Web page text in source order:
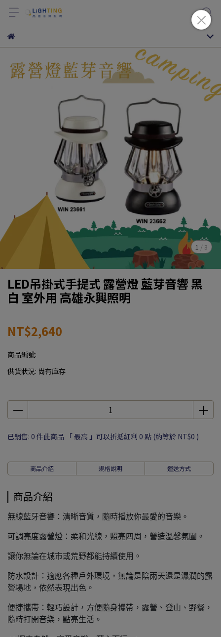
1 / 3
LED吊掛式手提式 露營燈 藍芽音響 黑
白 室外用 高雄永興照明
NT$2,640
商品編號:
供貨狀況: 尚有庫存
已銷售: 0 件此商品 「 最高 」可以折抵紅利 0 點 (約等於 NT$0 )
商品介紹 規格說明 運送方式
商品介紹
無線藍牙音響：清晰音質，隨時播放你最愛的音樂。
可調亮度露營燈：柔和光線，照亮四周，營造溫馨氛圍。
讓你無論在城市或荒野都能持續使用。
防水設計：適應各種戶外環境，無論是陰雨天還是濕潤的露
營場地，依然表現出色。
便捷攜帶：輕巧設計，方便隨身攜帶，露營、登山、野餐，
隨時打開音樂，點亮生活。